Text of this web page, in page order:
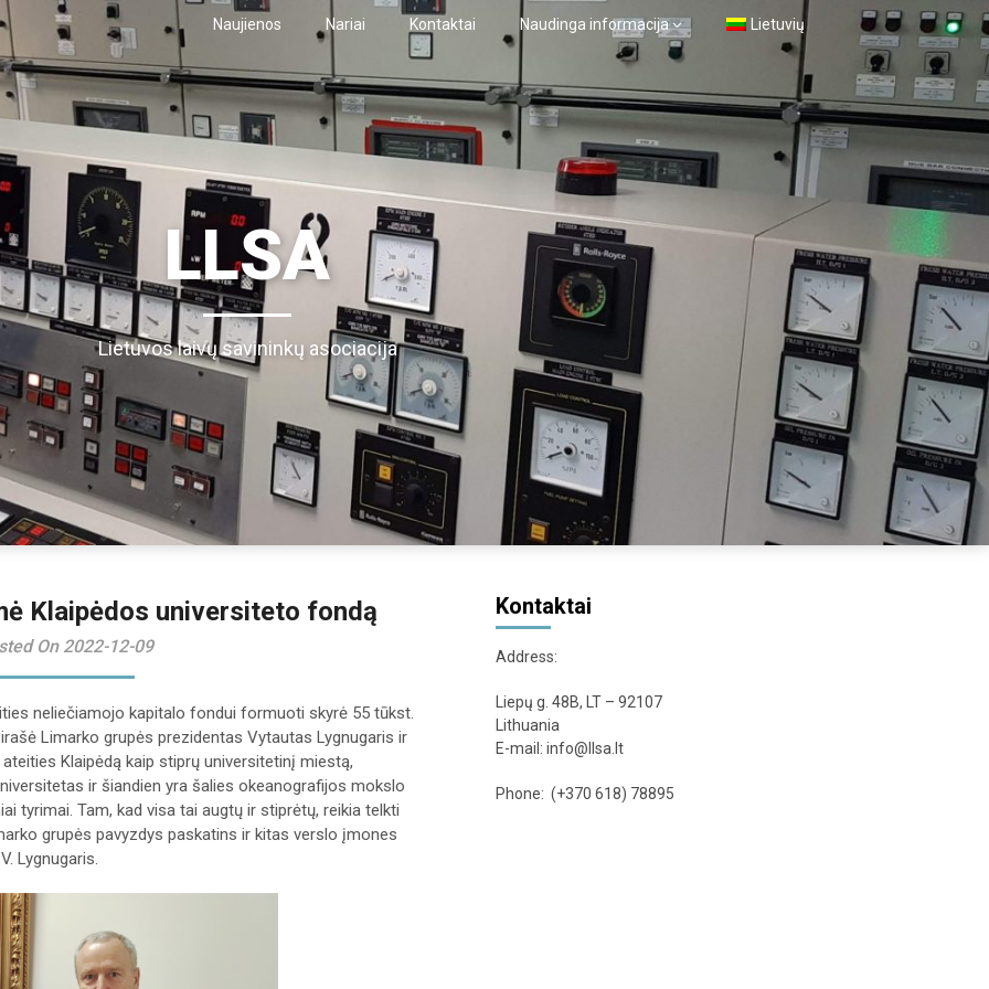
Naujienos Nariai Kontaktai Naudinga informacija Lietuvių
LLSA
Lietuvos laivų savininkų asociacija
Klaipėdos universiteto fondą
On 2022-12-09
neliečiamojo kapitalo fondui formuoti skyrė 55 tūkst.
Limarko grupės prezidentas Vytautas Lygnugaris ir
Klaipėdą kaip stiprų universitetinį miestą,
ir šiandien yra šalies okeanografijos mokslo
tyrimai. Tam, kad visa tai augtų ir stiprėtų, reikia telkti
grupės pavyzdys paskatins ir kitas verslo įmones
Lygnugaris.
Kontaktai
Address:
Liepų g. 48B, LT – 92107
Lithuania
E-mail: info@llsa.lt
Phone: (+370 618) 78895